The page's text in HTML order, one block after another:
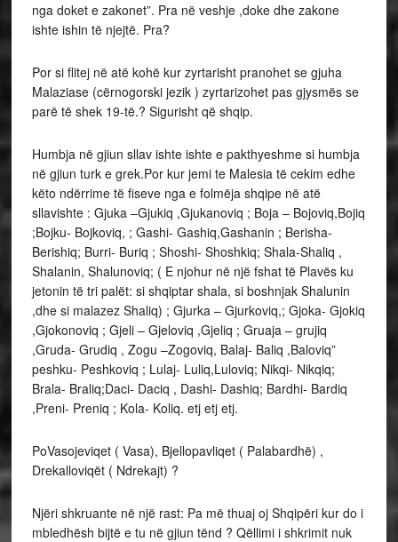
nga doket e zakonet”. Pra në veshje ,doke dhe zakone
ishte ishin të njejtë. Pra?
Por si flitej në atë kohë kur zyrtarisht pranohet se gjuha
Malaziase (cërnogorski jezik ) zyrtarizohet pas gjysmës se
parë të shek 19-të.? Sigurisht që shqip.
Humbja në gjiun sllav ishte ishte e pakthyeshme si humbja
në gjiun turk e grek.Por kur jemi te Malesia të cekim edhe
këto ndërrime të fiseve nga e folmëja shqipe në atë
sllavishte : Gjuka –Gjukiq ,Gjukanoviq ; Boja – Bojoviq,Bojiq
;Bojku- Bojkoviq, ; Gashi- Gashiq,Gashanin ; Berisha-
Berishiq; Burri- Buriq ; Shoshi- Shoshkiq; Shala-Shaliq ,
Shalanin, Shalunoviq; ( E njohur në një fshat të Plavës ku
jetonin të tri palët: si shqiptar shala, si boshnjak Shalunin
,dhe si malazez Shaliq) ; Gjurka – Gjurkoviq,; Gjoka- Gjokiq
,Gjokonoviq ; Gjeli – Gjeloviq ,Gjeliq ; Gruaja – grujiq
,Gruda- Grudiq , Zogu –Zogoviq, Balaj- Baliq ,Baloviq”
peshku- Peshkoviq ; Lulaj- Luliq,Luloviq; Nikqi- Nikqiq;
Brala- Braliq;Daci- Daciq , Dashi- Dashiq; Bardhi- Bardiq
,Preni- Preniq ; Kola- Koliq. etj etj etj.
PoVasojeviqet ( Vasa), Bjellopavliqet ( Palabardhë) ,
Drekalloviqët ( Ndrekajt) ?
Njëri shkruante në një rast: Pa më thuaj oj Shqipëri kur do i
mbledhësh bijtë e tu në gjiun tënd ? Qëllimi i shkrimit nuk